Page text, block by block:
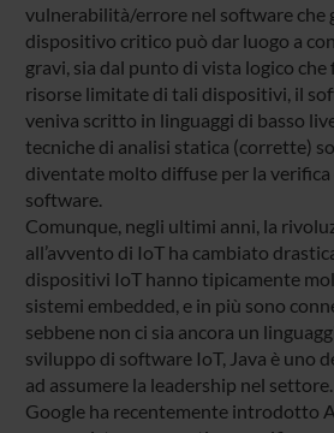
vulnerabilità/errore nel software che
dispositivo critico può dar luogo a
gravi, sia dal punto di vista logico che
risorse limitate di tali dispositivi, il
veniva scritto in linguaggi di basso
tecniche di analisi statica (corrette)
diventate molto diffuse per la
software.
Comunque, negli ultimi anni, la
all’avvento di IoT ha cambiato
dispositivi IoT hanno tipicamente
sistemi embedded, e in più sono
sebbene non ci sia ancora un
sviluppo di software IoT, Java è uno
ad assumere la leadership nel
Google ha recentemente introdotto